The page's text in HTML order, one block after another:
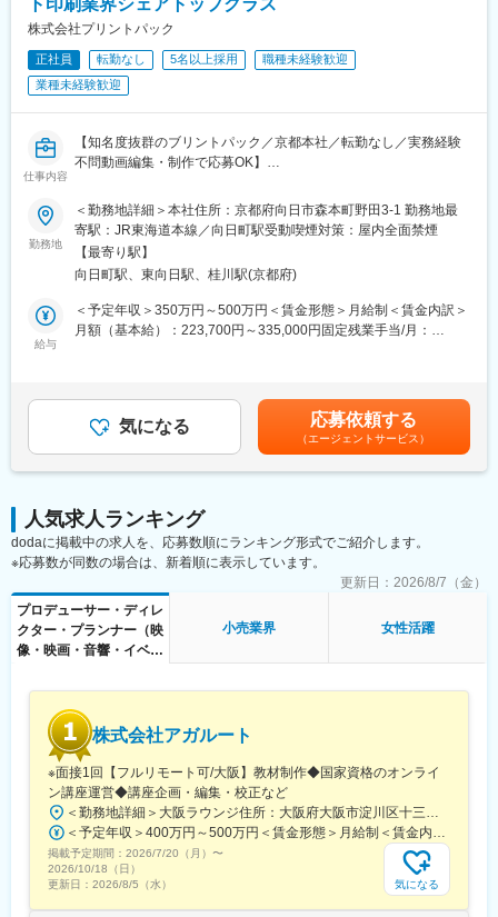
・既存＋新規のバランス運用
変更の範囲：会社の定める業務
に、
企画立案から当日の運営管理まで、イベント全体のマネジメント
を一貫してご担当いただきます。
■業務詳細：
・PRイベント、フェアの企画・立案
・協賛企業の開拓および営業活動
・社内外の関係者との連携・調整
・イベントやフェアに関するPRの企画・管理
・準備期間から当日までの進行・運営管理
・社員同士アットホームな組織風土が魅力です。
・子育て世代の女性も多数活躍中です。
■BIOTOPIA（ビオトピア）とは：
「BIO」（いのち）と「UTOPIA」（ユートピア）を表していま
全体から未病改善を「集積」「創造」「発信」し、健康な社会を
実現するための場所にしていきたいという思いを込めてつくられ
ました。
ト印刷業界シェアトップクラス
株式会社プリントパック
正社員 転勤なし 5名以上採用
職種未経験歓迎
業種未経験歓迎
仕事内容
【知名度抜群のブリントパック／京都本社／転勤なし／実務経験
不問動画編集・制作で応募OK】
いて、動画編集・制作者を募集いたします。ご利用手順の説明動
画や自社商品・サービスのPR動画を制作・編集したり、将来的に
はTVCMやそれに準ずる品質の動画を制作いただけるような方を
求めております。
■募集の背景について：
「使いやすさ」向上のために、「安さ」を第一に誰もが手軽に印
いただける取り組みを強化中です。
ムネイル作成／制作データ管理等
【変更の範囲：会社の定める業務】
商品サービス開発課17名の部署への配属となります。
平均年齢は30代で、5割以上が中途入社の方です。
※同じデザイナーポジションは正社員3名、派遣スタッフ1名在籍
（20～40代在籍）
■勤務について：
月6～9休みのシフト制です。土日祝に休みを取られる方が多い部
署です。
■将来的に：
ゆくゆくはリーダーとしての活躍を期待しています。今後、新し
いテンプレートを安定して供給できるようにチームを作っていき
ます。
お客様が使用可能なデザインの自由度をがより広がる新サービス
勤務地
＜勤務地詳細＞本社住所：京都府向日市森本町野田3-1 勤務地最
寄駅：JR東海道本線／向日町駅受動喫煙対策：屋内全面禁煙
【最寄り駅】
向日町駅、東向日駅、桂川駅(京都府)
給与
＜予定年収＞350万円～500万円＜賃金形態＞月給制＜賃金内訳＞
月額（基本給）：223,700円～335,000円固定残業手当/月：
験・能力等を考慮の上、当社規定により決定します。■昇給：年1
回（7月）■賞与：年2回（8月・12月）賃金はあくまでも目安の金
額であり、選考を通じて上下する可能性があります。月給(月額)は
固定手当を含めた表記です。
気になる 応募依頼する
（エージェントサービス）
人気求人ランキング
dodaに掲載中の求人を、応募数順にランキング形式でご紹介します。
※応募数が同数の場合は、新着順に表示しています。
更新日： 2026/8/7（金）
プロデューサー・ディレ
クター・プランナー（映
像・映画・音響・イベン
小売業界 女性活躍
株式会社アガルート
※面接1回【フルリモート可/大阪】教材制作◆国家資格のオンライ
ン講座運営◆講座企画・編集・校正など
＜勤務地詳細＞大阪ラウンジ住所：大阪府大阪市淀川区十三東1丁目17-19 ファルコンビル6階勤務地最寄駅：各線／十三駅受動喫煙対策：屋内全面禁煙変更の範囲：会社の定める事業所（リモートワーク含む）
＜予定年収＞400万円～500万円＜賃金形態＞月給制＜賃金内訳＞月額（基本給）：229,920円固定残業手当/月：46,355円（固定残業時間25時間0分/月）超過した時間外労働の残業手当は追加支給＜月給＞276,275円（一律手当を含む）＜昇給有無＞有＜残業手当＞有＜給与補足＞■昇給：年2回■賞与：年4回(4,7,10.1月／最大12ヶ月分）■その他：業績賞与有■モデルケース：・教材室Aさん：入社当初：年収400万程度⇒入社4年：年収450万程度・工程管理室Bさん：入社当初：年収400万程度⇒入社3年：年収600万程度賃金はあくまでも目安の金額であり、選考を通じて上下する可能性があります。月給(月額)は固定手当を含めた表記です。
掲載予定期間： 2026/7/20（月） 〜
2026/10/18（日）
更新日： 2026/8/5（水） 気になる